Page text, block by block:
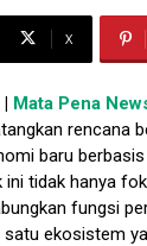
X
Mata Pena
rencana
baru
tidak hanya
fungsi
ekosistem